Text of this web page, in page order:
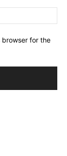
browser for the